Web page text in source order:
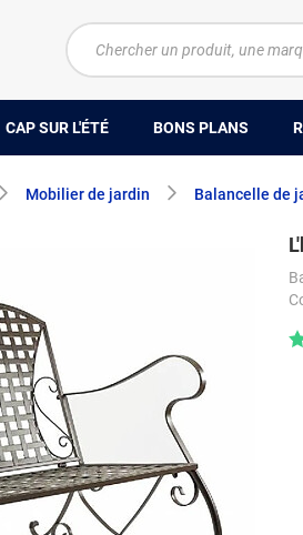
CAP SUR L'ÉTÉ BONS PLANS
Mobilier de jardin Balancelle de